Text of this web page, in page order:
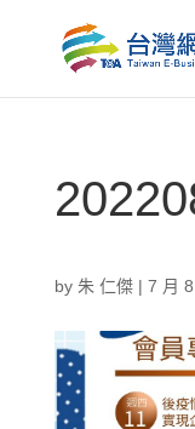
by 朱 仁傑| 7 月